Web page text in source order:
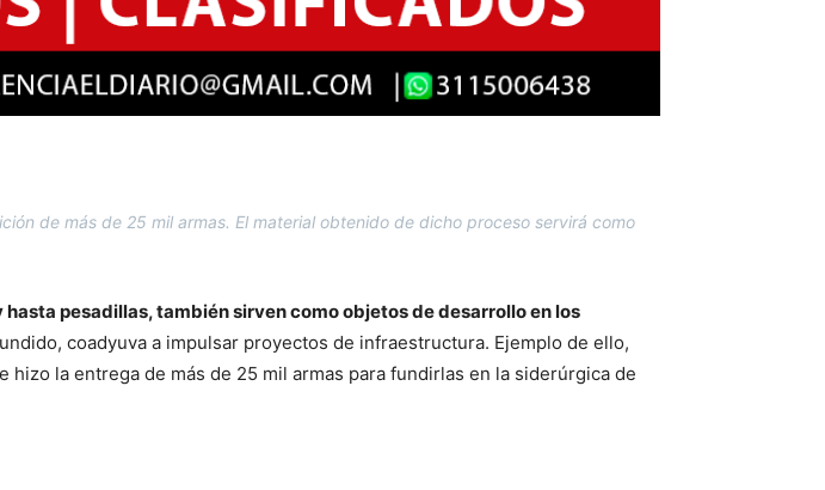
de más de 25 mil armas. El material obtenido de dicho proceso servirá como
pesadillas, también sirven como objetos de desarrollo en los
coadyuva a impulsar proyectos de infraestructura. Ejemplo de ello,
la entrega de más de 25 mil armas para fundirlas en la siderúrgica de